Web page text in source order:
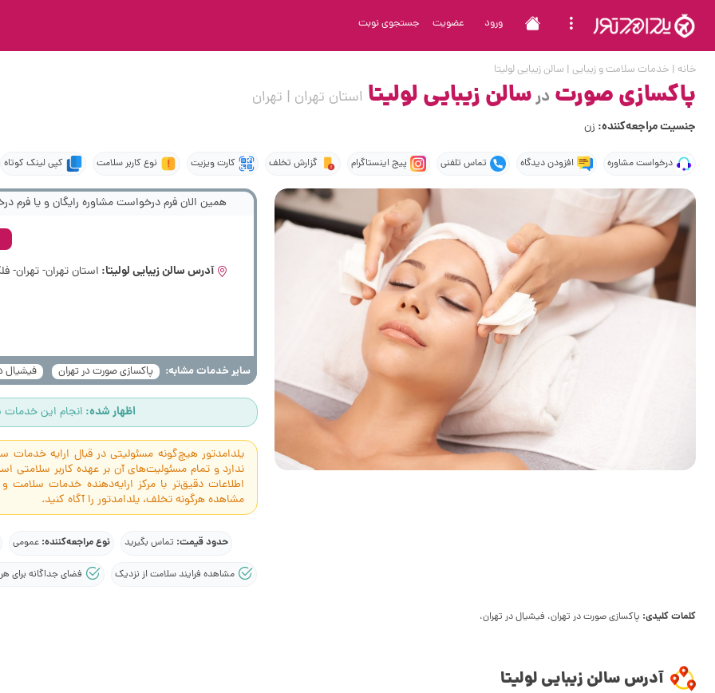
ورود عضویت جستجوی نوبت
خانه | خدمات سلامت و زیبایی | سالن زیبایی لولیتا
پاکسازی صورت درسالن زیبایی لولیتا استان تهران | تهران
جنسیت مراجعه‌کننده: زن
درخواست مشاوره افزودن دیدگاه تماس تلفنی پیج اینستاگرام گزارش تخلف کارت ویزیت نوع کاربر سلامت کپی لینک کوتاه
همین الان فرم درخواست مشاوره رایگان و یا فرم
آدرس سالن زیبایی لولیتا:
سایر خدمات مشابه: پاکسازی صورت در تهران فیشیال
اظهار شده: انجام این
یلدامدتور هیچ‌گونه مسئولیتی در قبال ارایه
ندارد و تمام مسئولیت‌های آن بر عهده کاربر
اطلاعات دقیق‌تر با مرکز ارایه‌دهنده خدمات
مشاهده هرگونه تخلف، یلدامدتور را آگاه کنید.
حدود قیمت: تماس بگیرید نوع مراجعه‌کننده:عمومی
مشاهده فرایند سلامت از نزدیک فضای جداگانه برای
کلمات کلیدی: پاکسازی صورت در تهران، فیشیال در تهران،
آدرس سالن زیبایی لولیتا